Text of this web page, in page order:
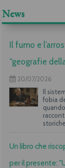
News
Il fumo e
“geografie
20/07/2026
Il
fobia
Un libro che
per il presente: